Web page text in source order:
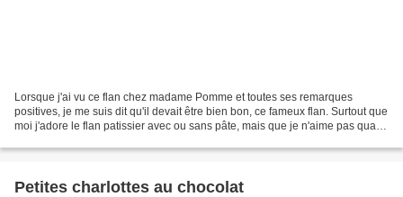
Lorsque j'ai vu ce flan chez madame Pomme et toutes ses remarques
positives, je me suis dit qu'il devait être bien bon, ce fameux flan. Surtout que
moi j'adore le flan patissier avec ou sans pâte, mais que je n'aime pas quand
Petites charlottes au chocolat